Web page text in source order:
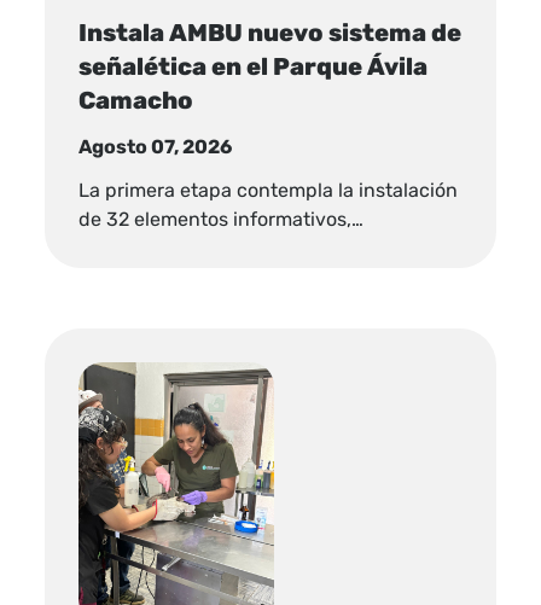
Instala AMBU nuevo sistema de
señalética en el Parque Ávila
Camacho
Agosto 07, 2026
La primera etapa contempla la instalación
de 32 elementos informativos,…